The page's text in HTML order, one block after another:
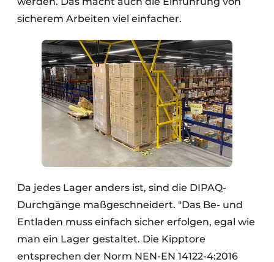
sicherem Arbeiten viel einfacher.
Da jedes Lager anders ist, sind die DIPAQ-
Durchgänge maßgeschneidert. "Das Be- und
Entladen muss einfach sicher erfolgen, egal wie
man ein Lager gestaltet. Die Kipptore
entsprechen der Norm NEN-EN 14122-4:2016